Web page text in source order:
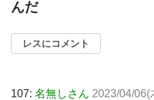
んだ
レスにコメント
107: 名無しさん 2023/04/06(